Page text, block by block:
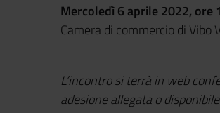
Mercoledì 6 aprile 2022, ore
Camera di commercio di Vibo
L’incontro si terrà in web
adesione allegata o